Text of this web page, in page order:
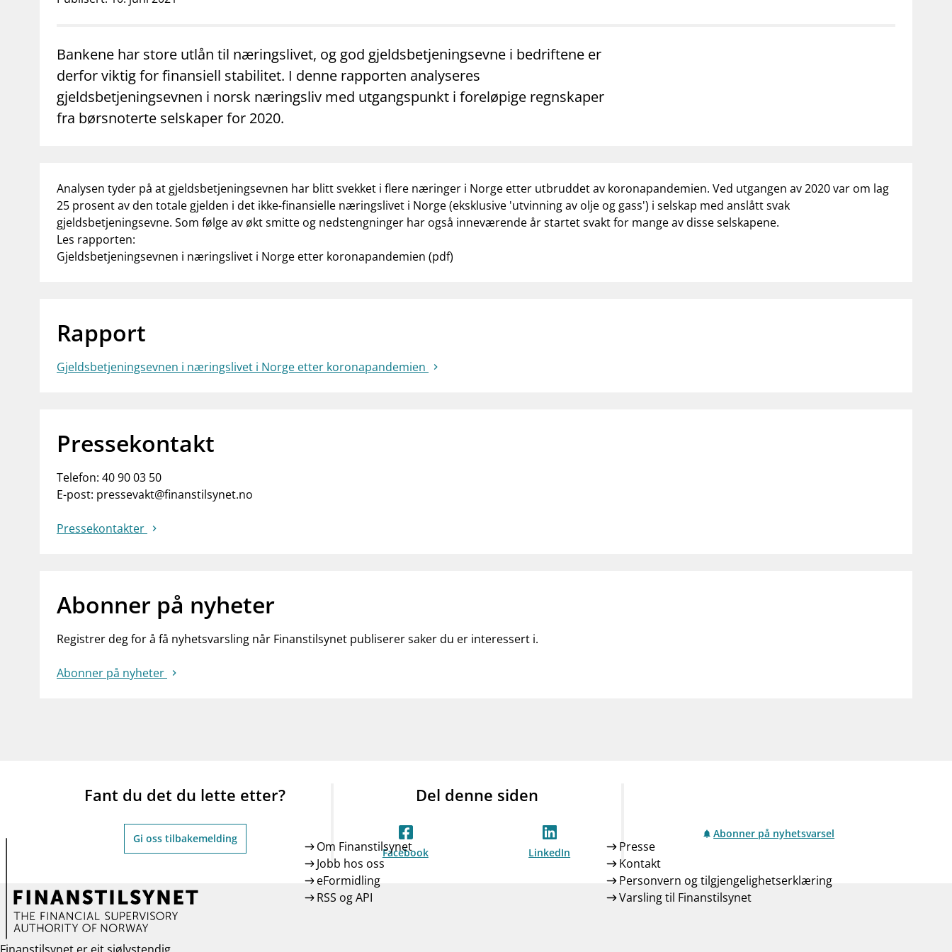
Forbrukerinformasjon
Bankene har store utlån til næringslivet, og god gjeldsbetjeningsevne i bedriftene er
derfor viktig for finansiell stabilitet. I denne rapporten analyseres
gjeldsbetjeningsevnen i norsk næringsliv med utgangspunkt i foreløpige regnskaper
fra børsnoterte selskaper for 2020.
Analysen tyder på at gjeldsbetjeningsevnen har blitt svekket i flere næringer i Norge etter utbruddet av koronapandemien. Ved utgangen av 2020 var om lag
25 prosent av den totale gjelden i det ikke-finansielle næringslivet i Norge (eksklusive 'utvinning av olje og gass') i selskap med anslått svak
gjeldsbetjeningsevne. Som følge av økt smitte og nedstengninger har også inneværende år startet svakt for mange av disse selskapene.
Les rapporten:
Gjeldsbetjeningsevnen i næringslivet i Norge etter koronapandemien (pdf)
Rapport
Gjeldsbetjeningsevnen i næringslivet i Norge etter koronapandemien
Pressekontakt
Telefon: 40 90 03 50
E-post: pressevakt@finanstilsynet.no
Pressekontakter
Abonner på nyheter
Registrer deg for å få nyhetsvarsling når Finanstilsynet publiserer saker du er interessert i.
Abonner på nyheter
Fant du det du lette etter?
Gi oss tilbakemelding
Del denne siden
Facebook LinkedIn
Abonner på nyhetsvarsel
Om Finanstilsynet
Presse
Jobb hos oss
Kontakt
eFormidling
Personvern og tilgjengelighetserklæring
RSS og API
Varsling til Finanstilsynet